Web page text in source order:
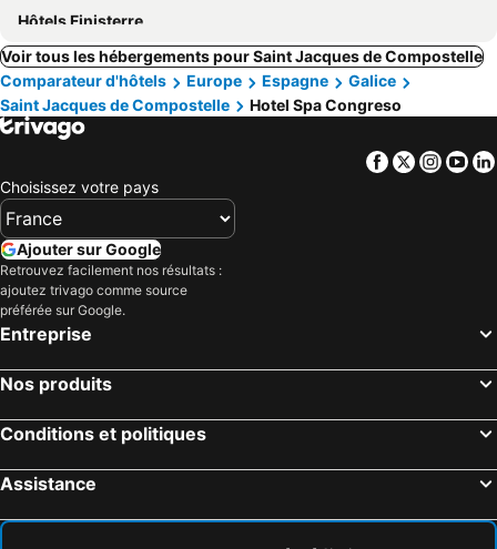
Hôtels Finisterre
Voir tous les hébergements pour Saint Jacques de Compostelle
Comparateur d'hôtels
Europe Espagne
Galice
Saint Jacques de Compostelle
Hotel Spa Congreso
Facebook
Twitter
Choisissez votre pays
Ajouter sur Google
Retrouvez facilement nos résultats :
ajoutez trivago comme source
préférée sur Google.
Entreprise
Nos produits
Conditions et politiques
Assistance